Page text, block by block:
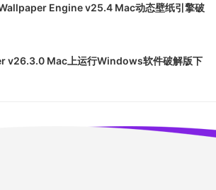
Engine v25.4 Mac动态壁纸引擎破
v26.3.0 Mac上运行Windows软件破解版下